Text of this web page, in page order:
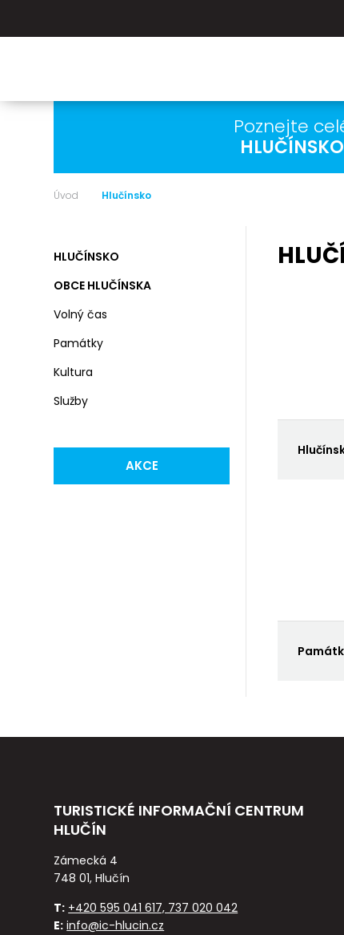
Poznejte
HLUČÍNSKO
Úvod Hlučínsko
HLUČÍNSKO
OBCE HLUČÍNSKA
Volný čas
Památky
Kultura
Služby
AKCE
TURISTICKÉ INFORMAČNÍ CENTRUM
HLUČÍN
Zámecká 4
748 01, Hlučín
T: +420 595 041 617, 737 020 042
E: info@ic-hlucin.cz